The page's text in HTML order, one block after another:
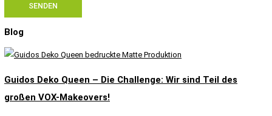
SENDEN
Blog
Guidos Deko Queen – Die Challenge: Wir sind Teil des
großen VOX-Makeovers!